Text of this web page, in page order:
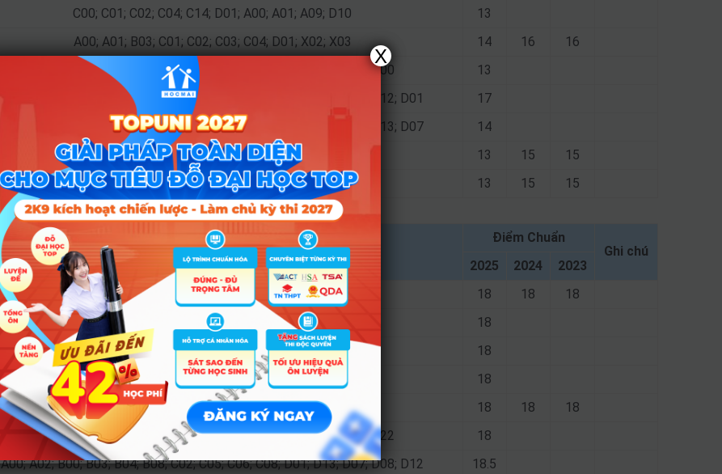
C00; C01; C02; C04; C14; D01; A00; A01; A09; D10
13
A00; A01; B03; C01; C02; C03; C04; D01; X02; X03 14 16
16
A01; A04; C01; C02; C04; D01; D10; D14; X06; X07; X22; X02; A00
13
B00; B03; B08; C02; B04; A00; C08; D07; A02; C06; C05; D08; D13; D12; D01
17
A00; A02; B00; B03; B04; B08; C02; C05; C06; C08; D01; D08; D12; D13; D07
14
C00; C03; C04; C14; D01; D14; D15; A00; A01; A09; D10 13 15
15
C00; C03; C04; C14; D01; D14; D15; A00; A01; A09; D10 13 15 15
Tổ hợp
Điểm Chuẩn
Ghi chú
2025
2024
2023
D09; D10; D14; D15; D66; D84; D01 18 18
18
A01; C00; C01; C02; C04; C14; D01; A00; A09; D10; D14; D15
18
C00; C01; C02; C04; C14; D01; A00; A01; A09; D10
18
C00; C01; C02; C04; C14; D01; A00; A01; A09; D10
18
A00; A01; B03; C02; C03; C04; D01; X02; X03 18 18
18
A00; A01; C01; C02; C04; D01; D10; D14; X02; A04; X06; X07; X22
18
A00; A02; B00; B03; B04; B08; C02; C05; C06; C08; D01; D13; D07; D08; D12
18.5
X